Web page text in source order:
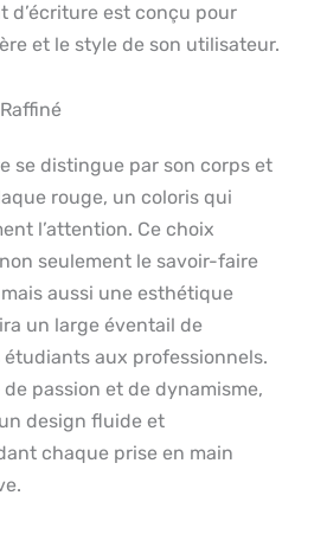
d’écriture est conçu pour
et le style de son utilisateur.
se distingue par son corps et
rouge, un coloris qui
l’attention. Ce choix
seulement le savoir-faire
aussi une esthétique
un large éventail de
aux professionnels.
passion et de dynamisme,
design fluide et
chaque prise en main